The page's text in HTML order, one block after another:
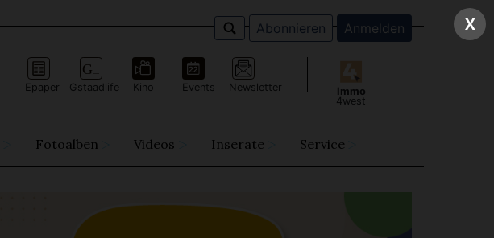
Abonnieren Anmelden
Epaper Gstaadlife Kino Events Newsletter
Immo
4west
Fotoalben Videos Inserate Service
X